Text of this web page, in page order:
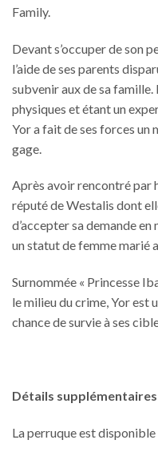
Family.
Devant s’occuper de son
l’aide de ses parents
subvenir aux de sa
physiques et étant un
Yor a fait de ses forces un
gage.
Après avoir rencontré par
réputé de Westalis dont
d’accepter sa demande
un statut de femme marié
Surnommée « Princesse
le milieu du crime, Yor est
chance de survie à ses
Détails supplémentaires
La perruque est disponible